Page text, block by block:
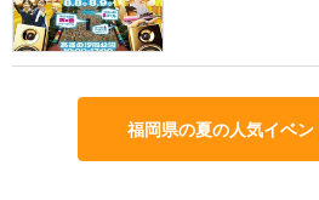
福岡県の夏の人気イベ